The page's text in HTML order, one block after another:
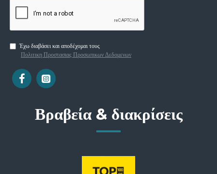
Έχω διαβάσει και αποδέχομαι τους
Πολιτικη Προστασιας Προσωπικων Δεδομενων
Βραβεία & διακρίσεις